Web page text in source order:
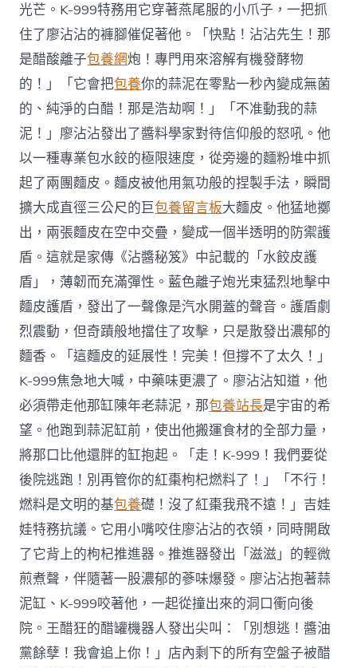
光芒。K-999特務用它穿著燕尾服的小爪子，一把抓
住了廖沾沾的褲腳催促著他。「快點！沾沾先生！那
是醋酸離子包養網炮！專門用來溶解有機發酵物
的！」「它會把包養你的蒜泥在零點一秒內變成無菌
的、純淨的白醋！那是浩劫啊！」「不准動我的蒜
泥！」廖沾沾發出了醬料學家對待信仰般的怒吼。他
以一種專業包水餃的極限速度，從旁邊的麵粉堆中抓
起了兩團麵皮。麵皮被他用氣功般的捏製手法，瞬間
擴大成直徑三公尺的巨包養留言板大麵皮。他猛地擲
出，兩張麵皮在空中交疊，變成一個半透明的防禦護
盾。這就是家傳《沾醬秘笈》中記載的「水餃皮護
盾」，薄韌而充滿彈性。藍色離子炮光束猛烈地擊中
麵皮護盾，發出了一聲像是汽水開蓋的聲音。護盾劇
烈震動，但奇蹟般地擋住了攻擊，只是散發出濃郁的
麵香。「這麵皮的延展性！完美！但撐不了太久！」
K-999焦急地大喊，中藥味更濃了。廖沾沾知道，他
必須帶走他那缸陳年老蒜泥，那包養站長是宇宙的希
望。他跑到蒜泥缸前，使出他搬運食材的全部力量，
將那口比他還胖的缸抱起。「走！K-999！我們要從
後院逃跑！別再管你的紅棗枸杞燃料了！」「不行！
燃料是文明的基包養礎！沒了紅棗我飛不遠！」吉娃
娃特務抗議。它用小嘴咬住廖沾沾的衣領，同時開啟
了它背上的枸杞推進器。推進器發出「滋滋」的輕微
煎煮聲，伴隨著一股濃郁的蔘味爆發。廖沾沾抱著蒜
泥缸、K-999咬著他，一起從撞出來的洞口衝向後
院。王醋狂的醋罐機器人發出尖叫：「別想逃！醬油
黨餘孽！我會追上你！」店內剩下的所有空盤子被醋